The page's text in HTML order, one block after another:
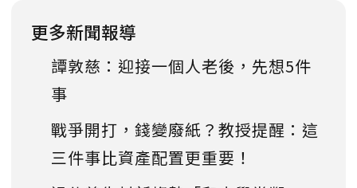
更多新聞報導
譚敦慈：迎接一個人老後，先想5件
事
戰爭開打，錢變廢紙？教授提醒：這
三件事比資產配置更重要！